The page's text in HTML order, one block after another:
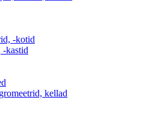
-kotid
kastid
kellad